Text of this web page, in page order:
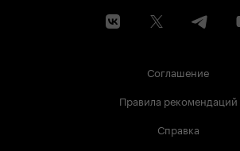
Соглашение
Правила рекомендаций
Справка